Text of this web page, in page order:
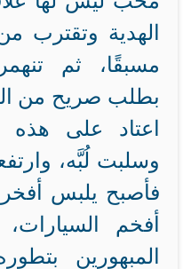
الهدية وتقترب
مسبقًا، ثم
بطلب صريح من
اعتاد على هذه
وسلبت لُبَّه،
فأصبح يلبس
أفخم
المبهورين